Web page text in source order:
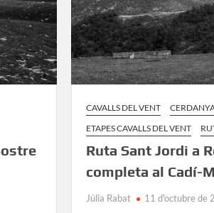
CAVALLS DEL VENT
ETAPES CAVALLS DEL VENT
Ruta Sant Jordi a
completa al Cadí-
Júlia Rabat 11 d'octubre de